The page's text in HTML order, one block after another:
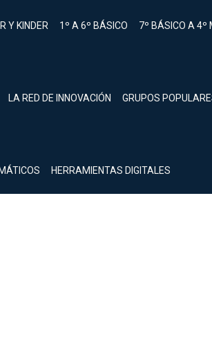
Y KINDER 1º A 6º BÁSICO 7º BÁSICO A 4º
LA RED DE INNOVACIÓN GRUPOS
HERRAMIENTAS DIGITALES
Inicia